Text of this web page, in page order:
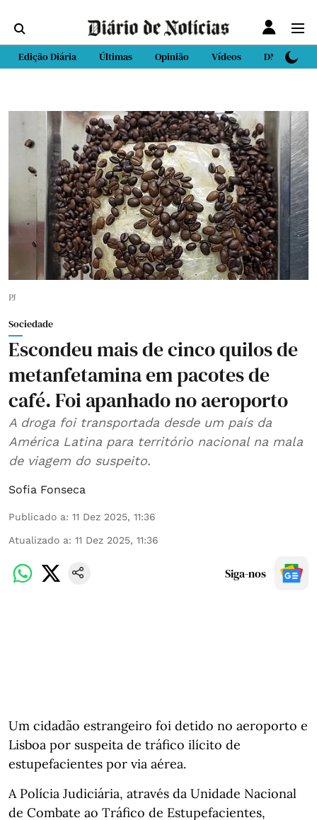
Edição Diária Últimas Opinião Vídeos DN Sport
PJ
Sociedade
Escondeu mais de cinco quilos de
metanfetamina em pacotes de
café. Foi apanhado no aeroporto
A droga foi transportada desde um país da
América Latina para território nacional na mala
de viagem do suspeito.
Sofia Fonseca
Publicado a: 11 Dez 2025, 11:36
Atualizado a: 11 Dez 2025, 11:36
Siga-nos
Um cidadão estrangeiro foi detido no aeroporto e
Lisboa por suspeita de tráfico ilícito de
estupefacientes por via aérea.
A Polícia Judiciária, através da Unidade Nacional
de Combate ao Tráfico de Estupefacientes,